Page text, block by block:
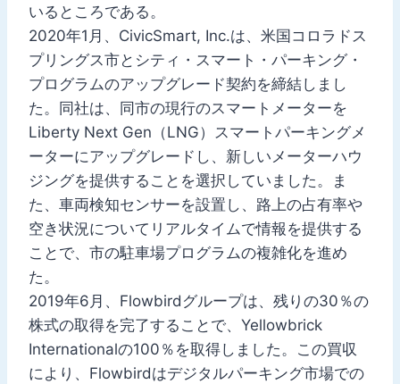
いるところである。
2020年1月、CivicSmart, Inc.は、米国コロラドス
プリングス市とシティ・スマート・パーキング・
プログラムのアップグレード契約を締結しまし
た。同社は、同市の現行のスマートメーターを
Liberty Next Gen（LNG）スマートパーキングメ
ーターにアップグレードし、新しいメーターハウ
ジングを提供することを選択していました。ま
た、車両検知センサーを設置し、路上の占有率や
空き状況についてリアルタイムで情報を提供する
ことで、市の駐車場プログラムの複雑化を進め
た。
2019年6月、Flowbirdグループは、残りの30％の
株式の取得を完了することで、Yellowbrick
Internationalの100％を取得しました。この買収
により、Flowbirdはデジタルパーキング市場での